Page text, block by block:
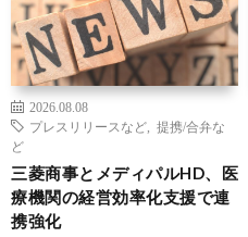
2026.08.08
プレスリリースなど
提携/合弁な
ど
三菱商事とメディパルHD、医
療機関の経営効率化支援で連
携強化